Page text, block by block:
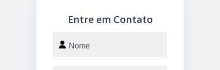
Entre em Contato